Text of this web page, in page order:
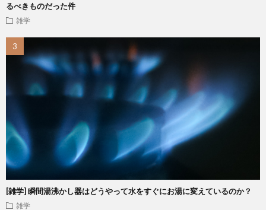
るべきものだった件
雑学
[雑学] 瞬間湯沸かし器はどうやって水をすぐにお湯に変えているのか？
雑学